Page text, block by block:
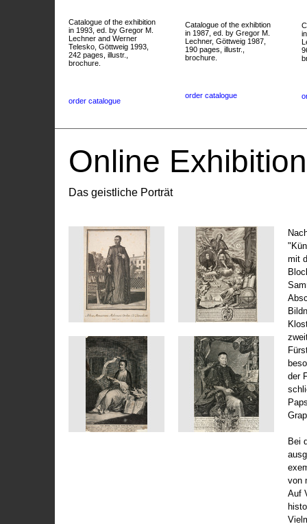
Catalogue of the exhibition
in 1993, ed. by Gregor M.
Lechner and Werner
Telesko, Göttweig 1993,
242 pages, illustr.,
brochure.
order catalogue
Catalogue of the exhibtion
in 1987, ed. by Gregor M.
Lechner, Göttweig 1987,
190 pages, illustr.,
brochure.
order catalogue
Online
Das geistliche Porträt
mit
der
Bei
von
Auf